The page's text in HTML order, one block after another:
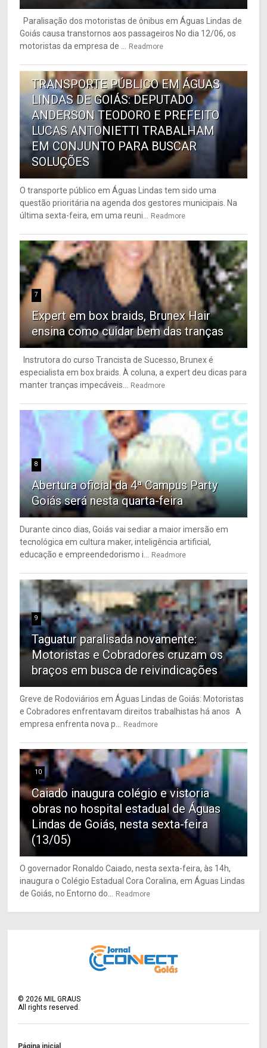
Paralisação dos motoristas de ônibus em Águas Lindas de
Goiás causa transtornos aos passageiros No dia 12/06, os
motoristas da empresa de ...
Readmore
TRANSPORTE PÚBLICO EM ÁGUAS
LINDAS DE GOIÁS: DEPUTADO
ANDERSON TEODORO E PREFEITO
LUCAS ANTONIETTI TRABALHAM
EM CONJUNTO PARA BUSCAR
SOLUÇÕES
O transporte público em Águas Lindas tem sido uma
questão prioritária na agenda dos gestores municipais. Na
última sexta-feira, em uma reuni...
Readmore
7
Expert em box braids, Brunex Hair
ensina como cuidar bem das tranças
Instrutora do curso Trancista de Sucesso, Brunex é
especialista em box braids. À coluna, a expert deu dicas para
manter tranças impecáveis...
Readmore
8
Abertura oficial da 4ª Campus Party
Goiás será nesta quarta-feira
Durante cinco dias, Goiás vai sediar a maior imersão em
tecnológica em cultura maker, inteligência artificial,
educação e empreendedorismo i...
Readmore
9
Taguatur paralisada novamente:
Motoristas e Cobradores cruzam os
braços em busca de reivindicações
Greve de Rodoviários em Águas Lindas de Goiás: Motoristas
e Cobradores enfrentavam direitos trabalhistas há anos A
empresa enfrenta nova p...
Readmore
10
Caiado inaugura colégio e vistoria
obras no hospital estadual de Águas
Lindas de Goiás, nesta sexta-feira
(13/05)
O governador Ronaldo Caiado, nesta sexta-feira, às 14h,
inaugura o Colégio Estadual Cora Coralina, em Águas Lindas
de Goiás, no Entorno do...
Readmore
©2026 MIL GRAUS
All rights reserved.